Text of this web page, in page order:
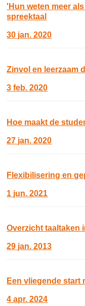
'Hun weten meer
spreektaal
30 jan. 2020
Zinvol en leerzaam
3 feb. 2020
Hoe maakt de
27 jan. 2020
Flexibilisering en
1 jun. 2021
Overzicht taaltaken
29 jan. 2013
Een vliegende start
4 apr. 2024